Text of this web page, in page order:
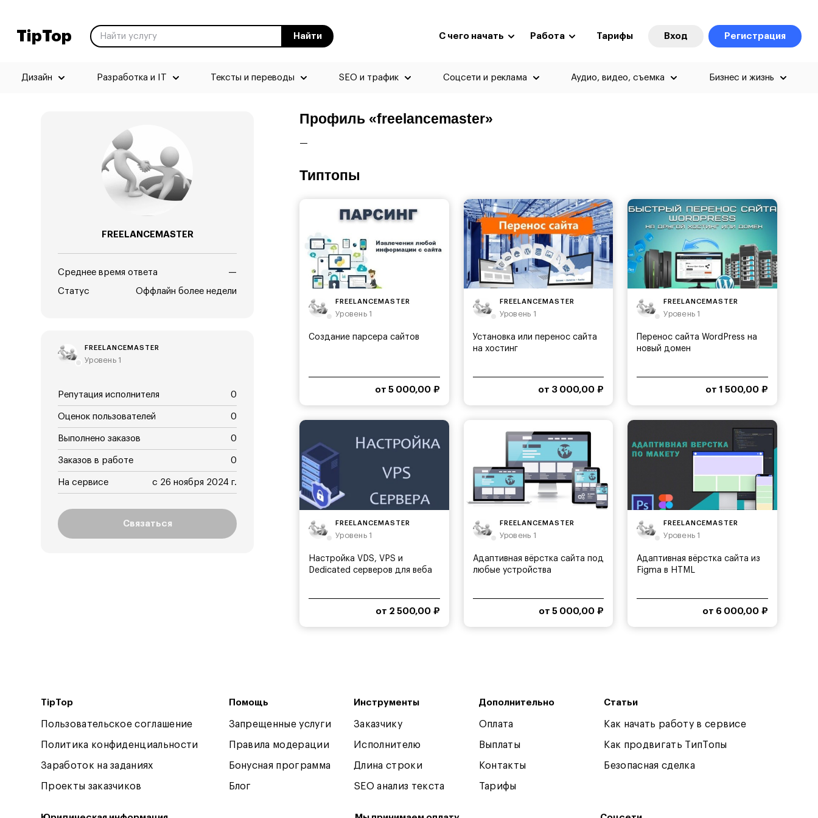
TipTop Найти С чего начать Работа Тарифы Вход Регистрация
Дизайн Разработка и IT Тексты и переводы SEO и трафик Соцсети и реклама Аудио, видео, съемка Бизнес и жизнь
FREELANCEMASTER
Среднее время ответа —
Статус Оффлайн более недели
FREELANCEMASTER
Уровень 1
Репутация исполнителя 0
Оценок пользователей 0
Выполнено заказов 0
Заказов в работе 0
На сервисе с 26 ноября 2024 г.
Связаться
Профиль «freelancemaster»
—
Типтопы
FREELANCEMASTER
Уровень 1
Создание парсера сайтов
от 5 000,00 ₽
FREELANCEMASTER
Уровень 1
Установка или перенос сайта
на хостинг
от 3 000,00 ₽
FREELANCEMASTER
Уровень 1
Перенос сайта WordPress на
новый домен
от 1 500,00 ₽
FREELANCEMASTER
Уровень 1
Настройка VDS, VPS и
Dedicated серверов для веба
от 2 500,00 ₽
FREELANCEMASTER
Уровень 1
Адаптивная вёрстка сайта под
любые устройства
от 5 000,00 ₽
FREELANCEMASTER
Уровень 1
Адаптивная вёрстка сайта из
Figma в HTML
от 6 000,00 ₽
TipTop
Пользовательское соглашение
Политика конфиденциальности
Заработок на заданиях
Проекты заказчиков
Помощь
Запрещенные услуги
Правила модерации
Бонусная программа
Блог
Инструменты
Заказчику
Исполнителю
Длина строки
SEO анализ текста
Дополнительно
Оплата
Выплаты
Контакты
Тарифы
Статьи
Как начать работу в сервисе
Как продвигать ТипТопы
Безопасная сделка